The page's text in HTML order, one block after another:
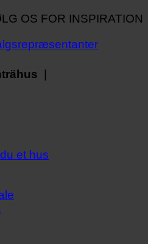
OS FOR INSPIRATION
et hus